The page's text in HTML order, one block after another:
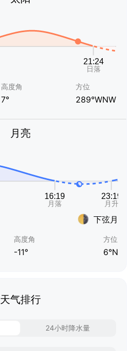
高度角
7°
方位
289°WNW
月亮
下弦月
高度角
-11°
方位
6°N
天气排行
24小时降水量